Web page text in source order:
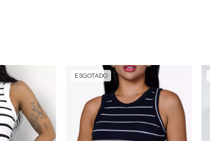
ESGOTADO